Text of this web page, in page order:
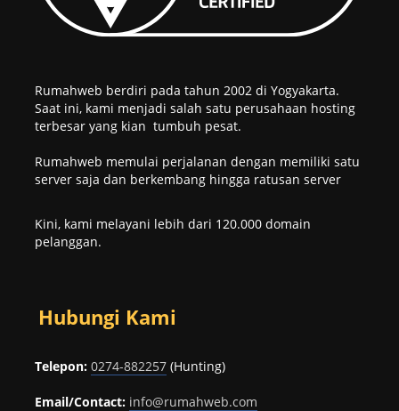
Rumahweb berdiri pada tahun 2002 di Yogyakarta.
Saat ini, kami menjadi salah satu perusahaan hosting
terbesar yang kian tumbuh pesat.
Rumahweb memulai perjalanan dengan memiliki satu
server saja dan berkembang hingga ratusan server
Kini, kami melayani lebih dari 120.000 domain
pelanggan.
Hubungi Kami
Telepon: 0274-882257 (Hunting)
Email/Contact: info@rumahweb.com